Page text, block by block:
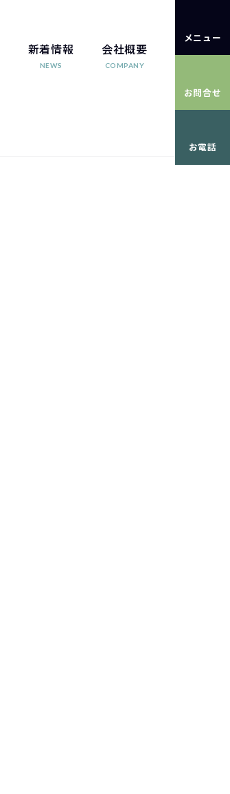
新着情報
NEWS
会社概要
COMPANY
メニュー
お問合せ
お電話